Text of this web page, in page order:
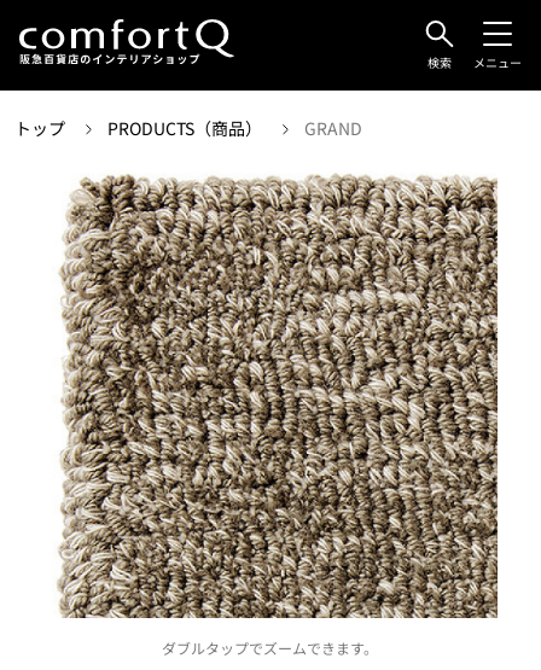
検索 メニュー
トップ PRODUCTS（商品） GRAND
ダブルタップでズームできます。